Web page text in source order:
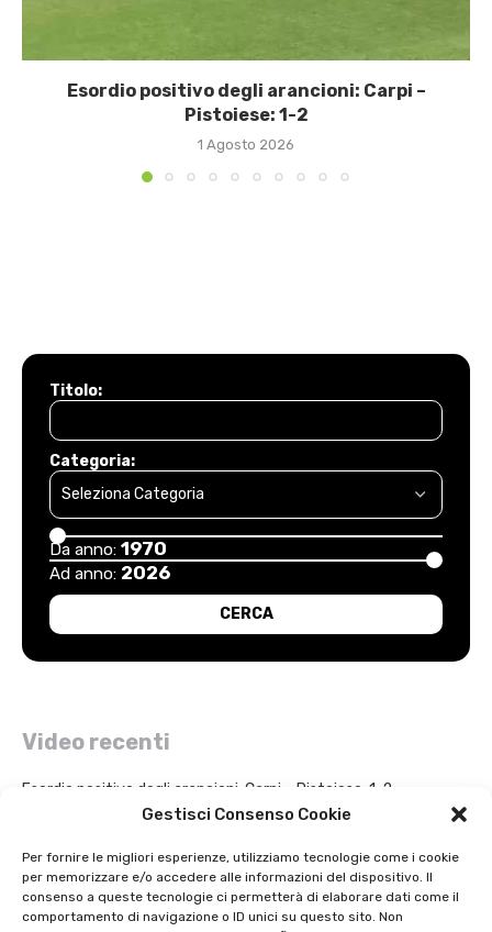
Gestisci Consenso Cookie
Per fornire le migliori esperienze, utilizziamo tecnologie come i cookie
per memorizzare e/o accedere alle informazioni del dispositivo. Il
consenso a queste tecnologie ci permetterà di elaborare dati come il
comportamento di navigazione o ID unici su questo sito. Non
Esordio positivo degli arancioni: Carpi –
Pistoiese: 1-2
1 Agosto 2026
Titolo:
Categoria:
Da anno: 1970
Ad anno: 2026
Video recenti
Esordio positivo degli arancioni: Carpi – Pistoiese: 1-2
Festa dell’ Unità PDS: interviste 1991